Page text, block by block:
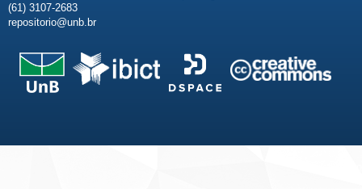
(61) 3107-2683
repositorio@unb.br